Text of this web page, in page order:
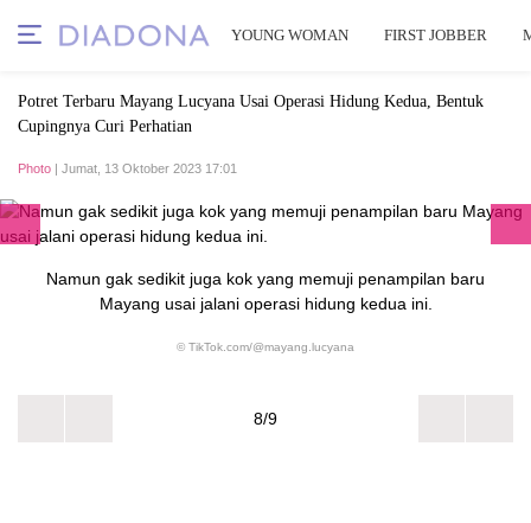
YOUNG WOMAN FIRST JOBBER
Potret Terbaru Mayang Lucyana Usai Operasi Hidung Kedua, Bentuk
Cupingnya Curi Perhatian
Photo | Jumat, 13 Oktober 2023 17:01
Namun gak sedikit juga kok yang memuji penampilan baru
Mayang usai jalani operasi hidung kedua ini.
© TikTok.com/@mayang.lucyana
8/9